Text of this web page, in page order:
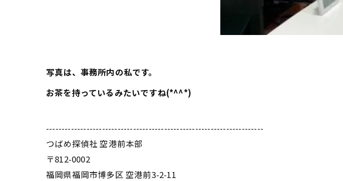
写真は、事務所内の私です。
お茶を持っているみたいですね(*^^*)
----------------------------------------------------------------------
つばめ探偵社 空港前本部
〒812-0002
福岡県福岡市博多区 空港前3-2-11